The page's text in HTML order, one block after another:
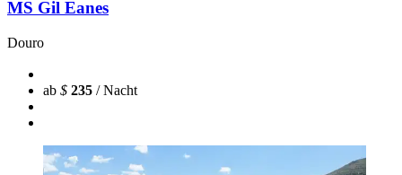
MS Gil Eanes
Douro
ab $ 235 / Nacht